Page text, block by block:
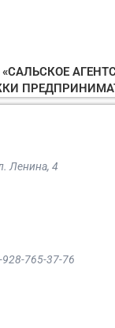
Ленина, 4​
765-37-76